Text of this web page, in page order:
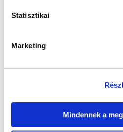
Statisztikai
Marketing
Mindennek a